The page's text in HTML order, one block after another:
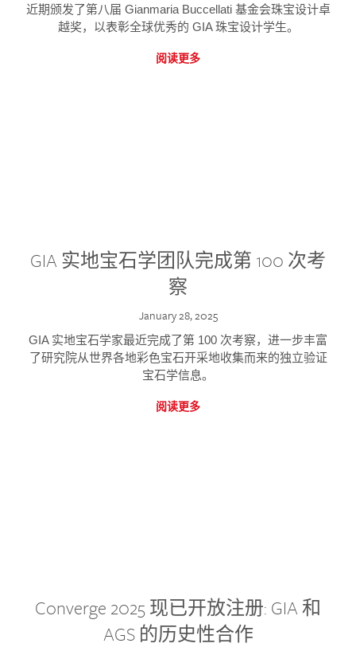
近期颁发了第八届 Gianmaria Buccellati 基金会珠宝设计卓
越奖，以表彰全球优秀的 GIA 珠宝设计学生。
阅读更多
GIA 实地宝石学团队完成第 100 次考
察
January 28, 2025
GIA 实地宝石学家最近完成了第 100 次考察，进一步丰富
了研究院从世界各地彩色宝石开采地收集而来的独立验证
宝石学信息。
阅读更多
Converge 2025 现已开放注册: GIA 和
AGS 的历史性合作